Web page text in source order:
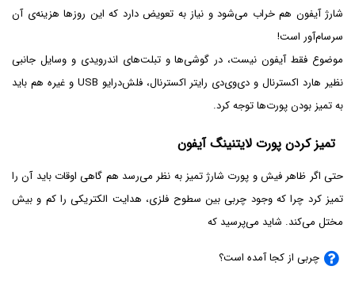
شارژ آیفون هم خراب می‌شود و نیاز به تعویض دارد که این روزها هزینه‌ی آن
سرسام‌آور است!
موضوع فقط آیفون نیست، در گوشی‌ها و تبلت‌های اندرویدی و وسایل جانبی
نظیر هارد اکسترنال و دی‌وی‌دی رایتر اکسترنال، فلش‌درایو USB و غیره هم باید
به تمیز بودن پورت‌ها توجه کرد.
تمیز کردن پورت لایتنینگ آیفون
حتی اگر ظاهر فیش و پورت شارژ تمیز به نظر می‌رسد هم گاهی اوقات باید آن را
تمیز کرد چرا که وجود چربی بین سطوح فلزی، هدایت الکتریکی را کم و بیش
مختل می‌کند. شاید می‌پرسید که
چربی از کجا آمده است؟